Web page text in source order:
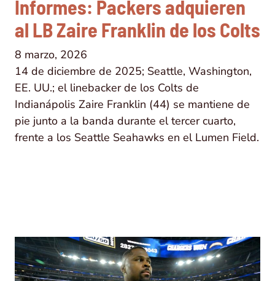
Informes: Packers adquieren
al LB Zaire Franklin de los Colts
8 marzo, 2026
14 de diciembre de 2025; Seattle, Washington,
EE. UU.; el linebacker de los Colts de
Indianápolis Zaire Franklin (44) se mantiene de
pie junto a la banda durante el tercer cuarto,
frente a los Seattle Seahawks en el Lumen Field.